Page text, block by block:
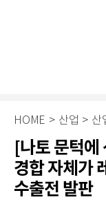
HOME > 산업 > 산
[나토 문턱
경합 자체가
수출전 발판